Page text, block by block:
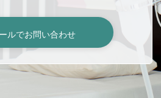
ルでお問い合わせ